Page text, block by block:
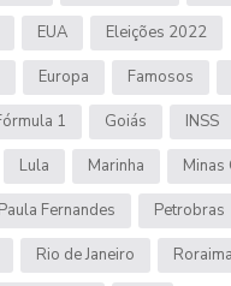
EUA Eleições 2022
Europa Famosos
1 Goiás INSS
Lula Marinha Minas
Paula Fernandes Petrobras
Rio de Janeiro Roraima